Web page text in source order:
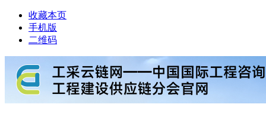
收藏本页
手机版
二维码